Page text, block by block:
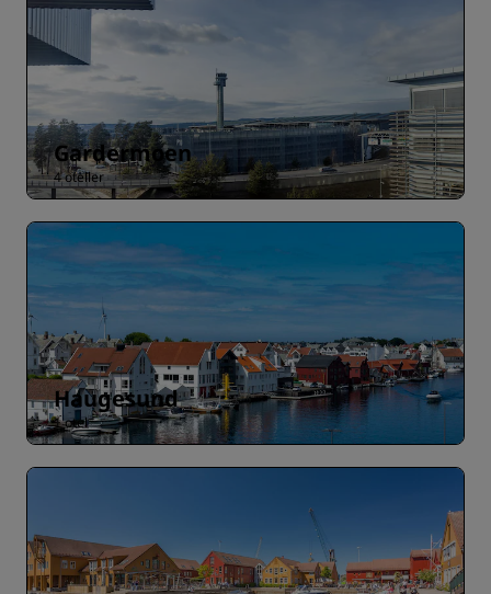
Gardermoen
4 oteller
Haugesund
1 otel